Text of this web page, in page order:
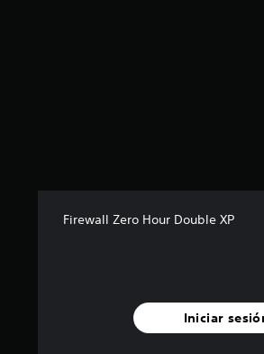
Firewall Zero Hour Double XP
Iniciar